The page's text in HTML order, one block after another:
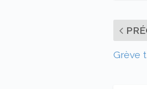
Grève